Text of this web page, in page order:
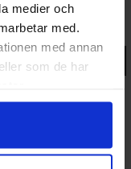
medier och
med.
med annan
som de har
kr
till produkt
3-glas